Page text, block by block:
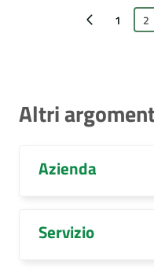
Pagina precedente
1 2
Altri
Azienda
Servizio